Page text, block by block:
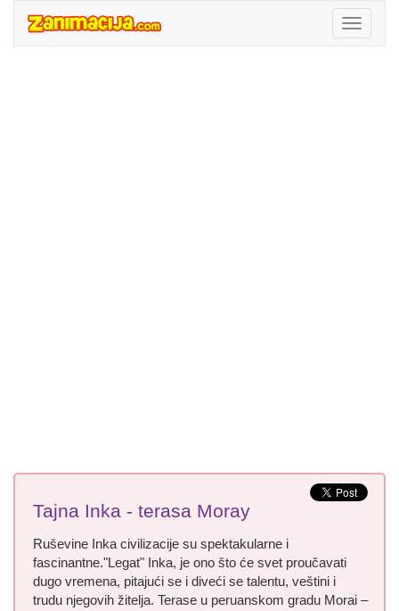
Tajna Inka - terasa Moray
Ruševine Inka civilizacije su spektakularne i
fascinantne."Legat" Inka, je ono što će svet proučavati
dugo vremena, pitajući se i diveći se talentu, veštini i
trudu njegovih žitelja. Terase u peruanskom gradu Morai –